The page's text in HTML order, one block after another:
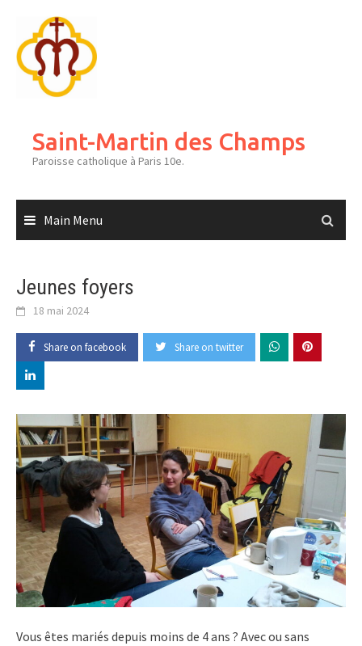
content
Saint-Martin des Champs
Paroisse catholique à Paris 10e.
Main Menu
Jeunes foyers
18 mai 2024
Share on facebook Share on twitter
Vous êtes mariés depuis moins de 4 ans ? Avec ou sans